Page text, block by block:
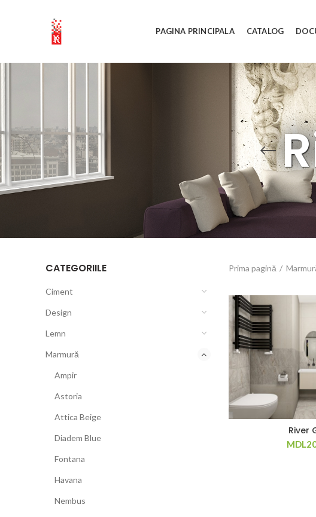
PAGINA PRINCIPALA CATALOG
CATEGORIILE
Ciment
Design
Lemn
Marmură
Ampir
Astoria
Attica Beige
Diadem Blue
Fontana
Havana
Nembus
Prima pagină
River
MDL